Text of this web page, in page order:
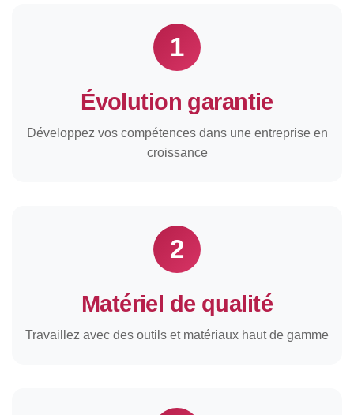
1
Évolution garantie
Développez vos compétences dans une entreprise en
croissance
2
Matériel de qualité
Travaillez avec des outils et matériaux haut de gamme